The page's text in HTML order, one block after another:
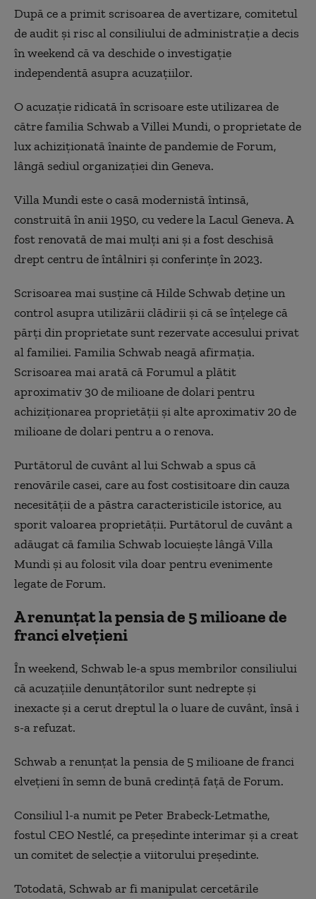
După ce a primit scrisoarea de avertizare, comitetul
de audit și risc al consiliului de administrație a decis
în weekend că va deschide o investigație
independentă asupra acuzațiilor.
O acuzație ridicată în scrisoare este utilizarea de
către familia Schwab a Villei Mundi, o proprietate de
lux achiziționată înainte de pandemie de Forum,
lângă sediul organizației din Geneva.
Villa Mundi este o casă modernistă întinsă,
construită în anii 1950, cu vedere la Lacul Geneva. A
fost renovată de mai mulți ani și a fost deschisă
drept centru de întâlniri și conferințe în 2023.
Scrisoarea mai susține că Hilde Schwab deține un
control asupra utilizării clădirii și că se înțelege că
părți din proprietate sunt rezervate accesului privat
al familiei. Familia Schwab neagă afirmația.
Scrisoarea mai arată că Forumul a plătit
aproximativ 30 de milioane de dolari pentru
achiziționarea proprietății și alte aproximativ 20 de
milioane de dolari pentru a o renova.
Purtătorul de cuvânt al lui Schwab a spus că
renovările casei, care au fost costisitoare din cauza
necesității de a păstra caracteristicile istorice, au
sporit valoarea proprietății. Purtătorul de cuvânt a
adăugat că familia Schwab locuiește lângă Villa
Mundi și au folosit vila doar pentru evenimente
legate de Forum.
A renunțat la pensia de 5 milioane de
franci elvețieni
În weekend, Schwab le-a spus membrilor consiliului
că acuzațiile denunțătorilor sunt nedrepte și
inexacte și a cerut dreptul la o luare de cuvânt, însă i
s-a refuzat.
Schwab a renunțat la pensia de 5 milioane de franci
elvețieni în semn de bună credință față de Forum.
Consiliul l-a numit pe Peter Brabeck-Letmathe,
fostul CEO Nestlé, ca președinte interimar și a creat
un comitet de selecție a viitorului președinte.
Totodată, Schwab ar fi manipulat cercetările